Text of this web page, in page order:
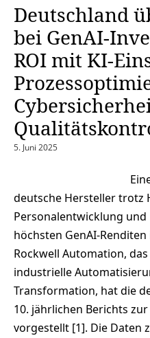
Deutschland
bei GenAI-
ROI mit KI-
5. Juni 2025
deutsche Hersteller trotz
Personalentwicklung
höchsten GenAI-
Rockwell Automation,
industrielle
Transformation, hat die
10. jährlichen Berichts
vorgestellt [1]. Die Daten